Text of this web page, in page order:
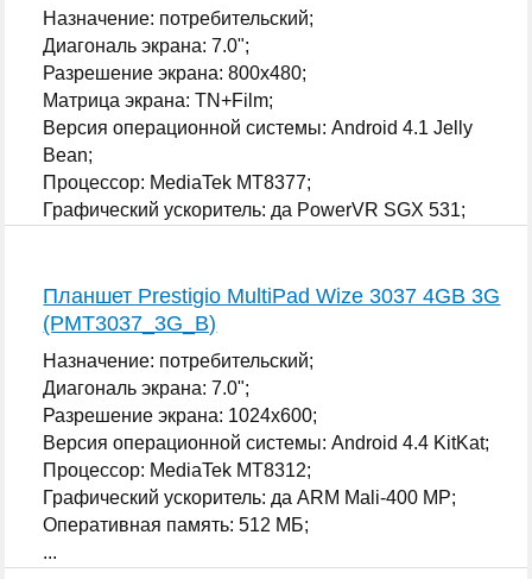
Назначение: потребительский;
Диагональ экрана: 7.0";
Разрешение экрана: 800x480;
Матрица экрана: TN+Film;
Версия операционной системы: Android 4.1 Jelly
Bean;
Процессор: MediaTek MT8377;
Графический ускоритель: да PowerVR SGX 531;
Планшет Prestigio MultiPad Wize 3037 4GB 3G
(PMT3037_3G_B)
Назначение: потребительский;
Диагональ экрана: 7.0";
Разрешение экрана: 1024x600;
Версия операционной системы: Android 4.4 KitKat;
Процессор: MediaTek MT8312;
Графический ускоритель: да ARM Mali-400 MP;
Оперативная память: 512 МБ;
...